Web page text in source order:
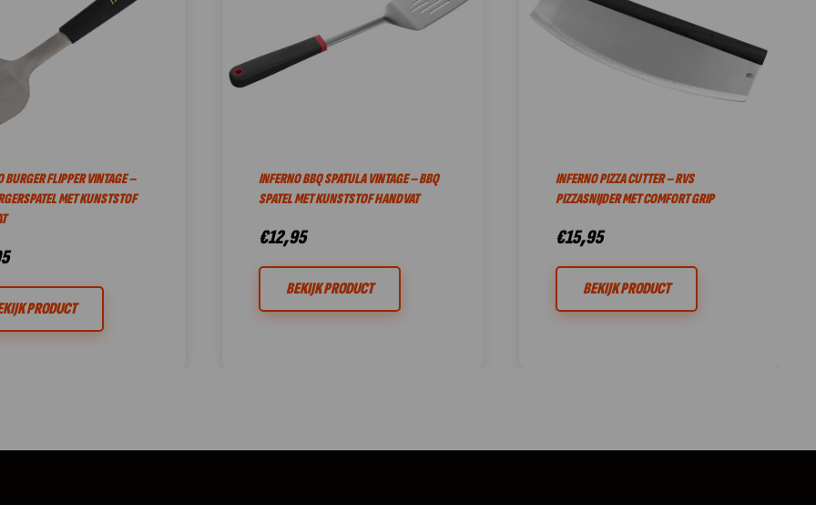
BURGER FLIPPER VINTAGE –
MET KUNSTSTOF
PRODUCT
INFERNO BBQ SPATULA VINTAGE – BBQ
SPATEL MET KUNSTSTOF HANDVAT
€12,95
BEKIJK PRODUCT
INFERNO PIZZA CUTTER – RVS
PIZZASNIJDER MET COMFORT GRIP
€15,95
BEKIJK PRODUCT